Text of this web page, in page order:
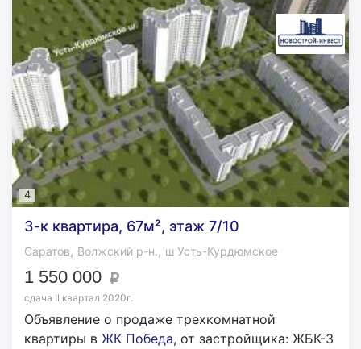
4
3-к квартира, 67м², этаж 7/10
Саратов, Волжский р-н., ш Усть-Курдюмское
1 550 000
сдача II квартал 2020г.
Объявление о продаже трехкомнатной
квартиры в ЖК Победа, от застройщика: ЖБК-3